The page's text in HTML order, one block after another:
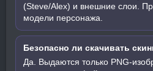
(Steve/Alex) и внешние слои.
модели персонажа.
Безопасно ли скачивать
Да. Выдаются только PNG-